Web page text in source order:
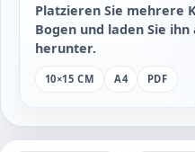
Platzieren Sie mehrere
Bogen und laden Sie ihn
herunter.
10×15 CM A4 PDF